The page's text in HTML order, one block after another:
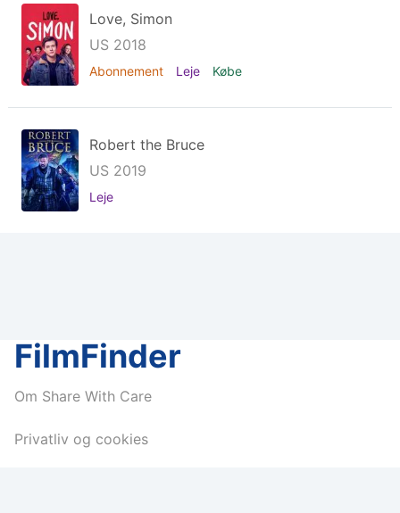
Love, Simon
US 2018
Abonnement Leje Købe
Robert the Bruce
US 2019
Leje
FilmFinder
Om Share With Care
Privatliv og cookies